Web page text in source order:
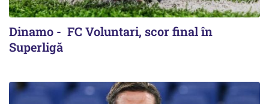
Dinamo - FC Voluntari, scor final în
Superligă